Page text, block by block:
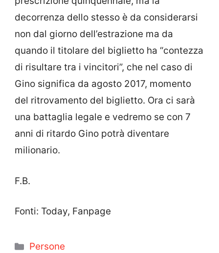
decorrenza dello stesso è da considerarsi
non dal giorno dell’estrazione ma da
quando il titolare del biglietto ha “contezza
di risultare tra i vincitori”, che nel caso di
Gino significa da agosto 2017, momento
del ritrovamento del biglietto. Ora ci sarà
una battaglia legale e vedremo se con 7
anni di ritardo Gino potrà diventare
milionario.
F.B.
Fonti: Today, Fanpage
Categorie
Persone